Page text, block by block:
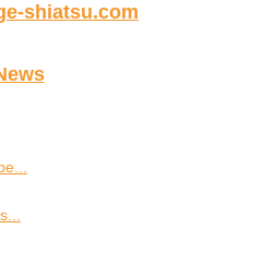
shiatsu.com